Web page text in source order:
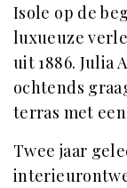
Isole op de
luxueuze
uit 1886. Julia
ochtends
terras met
Twee jaar